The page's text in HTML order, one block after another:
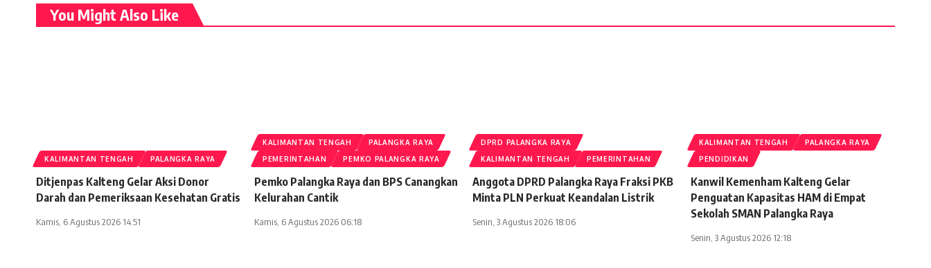
You Might Also Like
KALIMANTAN TENGAH PALANGKA RAYA
Ditjenpas Kalteng Gelar Aksi Donor
Darah dan Pemeriksaan Kesehatan Gratis
Kamis, 6 Agustus 2026 14:51
KALIMANTAN TENGAH
PALANGKA RAYA
PEMERINTAHAN
PEMKO PALANGKA RAYA
Pemko Palangka Raya dan BPS Canangkan
Kelurahan Cantik
Kamis, 6 Agustus 2026 06:18
DPRD PALANGKA RAYA
KALIMANTAN TENGAH
PEMERINTAHAN
Anggota DPRD Palangka Raya Fraksi PKB
Minta PLN Perkuat Keandalan Listrik
Senin, 3 Agustus 2026 18:06
KALIMANTAN TENGAH
PALANGKA RAYA
PENDIDIKAN
Kanwil Kemenham Kalteng Gelar
Penguatan Kapasitas HAM di Empat
Sekolah SMAN Palangka Raya
Senin, 3 Agustus 2026 12:18